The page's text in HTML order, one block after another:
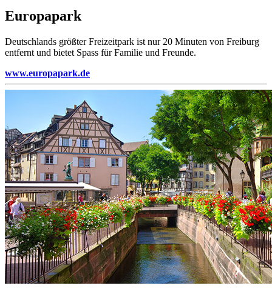
Europapark
Deutschlands größter Freizeitpark ist nur 20 Minuten von Freiburg
entfernt und bietet Spass für Familie und Freunde.
www.europapark.de